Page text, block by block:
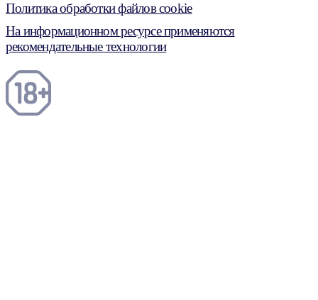
Политика обработки файлов cookie
На информационном ресурсе применяются
рекомендательные технологии